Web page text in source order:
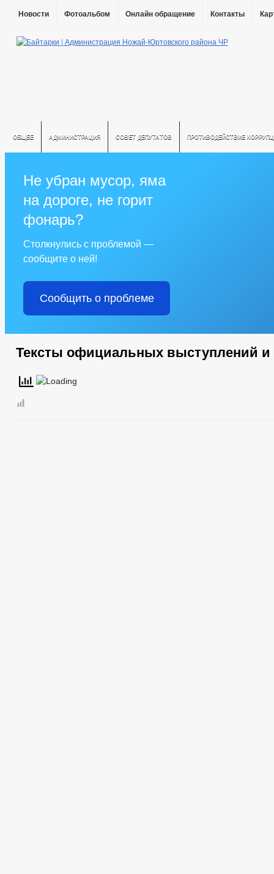
Новости Фотоальбом Онлайн обращение Контакты
ОБЩЕЕ АДМИНИСТРАЦИЯ СОВЕТ ДЕПУТАТОВ ПРОТИВОДЕЙСТВИЕ
Не убран мусор, яма
на дороге, не горит
фонарь?
Столкнулись с проблемой —
сообщите о ней!
Сообщить о проблеме
Тексты официальных выступлений и